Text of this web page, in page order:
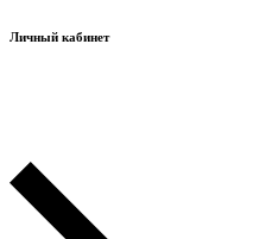
Личный кабинет